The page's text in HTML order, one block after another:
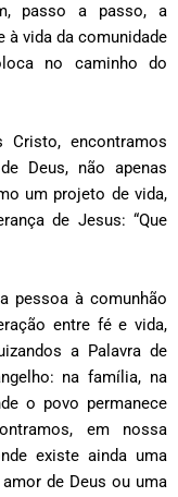
passo a passo, a
à vida da comunidade
no caminho do
encontramos
Deus, não apenas
um projeto de vida,
de Jesus: “Que
pessoa à comunhão
entre fé e vida,
a Palavra de
na família, na
o povo permanece
em nossa
existe ainda uma
de Deus ou uma